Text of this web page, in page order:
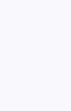
Bahnhof Tain-
Linie 5: Lyon >
Rambert
>
Lokaler
gestattet): Lyon
Sablons >